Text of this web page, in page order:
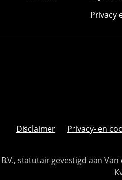
Privacy
Disclaimer Privacy- en
B.V., statutair gevestigd aan